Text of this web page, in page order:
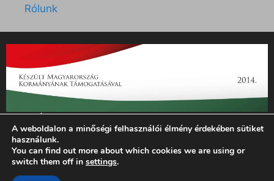
Rólunk
„Az Új Ember katolikus hetilap 2014. évi működésének
támogatását az EGYH-KCP-14-P-0121 sz. támogatási
szerződés keretében 3 000 000 Ft összegben támogatta az
Emberi Erőforrások Minisztériuma.”
A weboldalon a minőségi felhasználói élmény érdekében sütiket
használunk.
You can find out more about which cookies we are using or
switch them off in settings.